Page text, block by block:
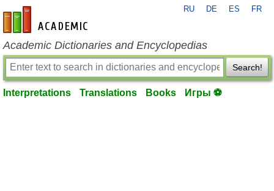
en-academic.com
RU DE ES FR
Academic Dictionaries and Encyclopedias
Search!
Interpretations Translations Books Игры ⚽